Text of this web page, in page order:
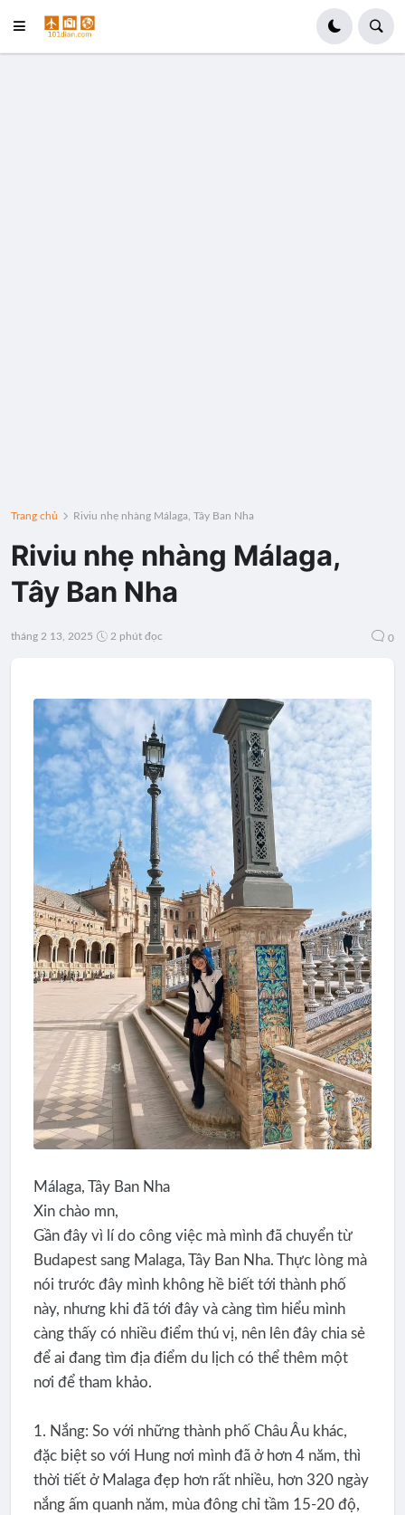
Trang chủ Riviu nhẹ nhàng Málaga, Tây Ban Nha
Riviu nhẹ nhàng Málaga,
Tây Ban Nha
tháng 2 13, 2025 2 phút đọc 0
Málaga, Tây Ban Nha
Xin chào mn,
Gần đây vì lí do công việc mà mình đã chuyển từ
Budapest sang Malaga, Tây Ban Nha. Thực lòng mà
nói trước đây mình không hề biết tới thành phố
này, nhưng khi đã tới đây và càng tìm hiểu mình
càng thấy có nhiều điểm thú vị, nên lên đây chia sẻ
để ai đang tìm địa điểm du lịch có thể thêm một
nơi để tham khảo.
1. Nắng: So với những thành phố Châu Âu khác,
đặc biệt so với Hung nơi mình đã ở hơn 4 năm, thì
thời tiết ở Malaga đẹp hơn rất nhiều, hơn 320 ngày
nắng ấm quanh năm, mùa đông chỉ tầm 15-20 độ,